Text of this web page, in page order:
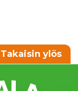
Takaisin ylös